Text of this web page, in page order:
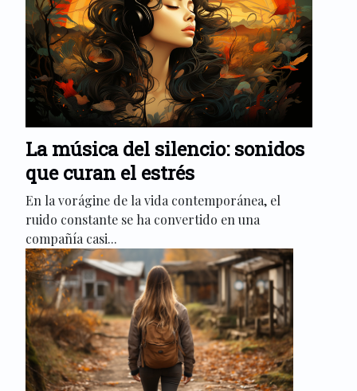
La música del silencio: sonidos
que curan el estrés
En la vorágine de la vida contemporánea, el
ruido constante se ha convertido en una
compañía casi...